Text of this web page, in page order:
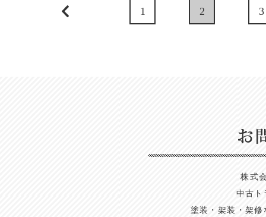
1 2 3
株式
中古ト
塗装・架装・架